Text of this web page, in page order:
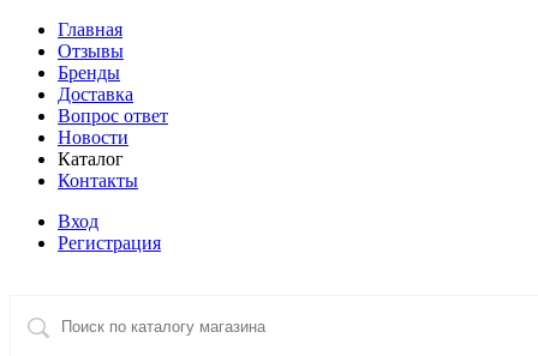
Главная
Отзывы
Бренды
Доставка
Вопрос ответ
Новости
Каталог
Контакты
Вход
Регистрация